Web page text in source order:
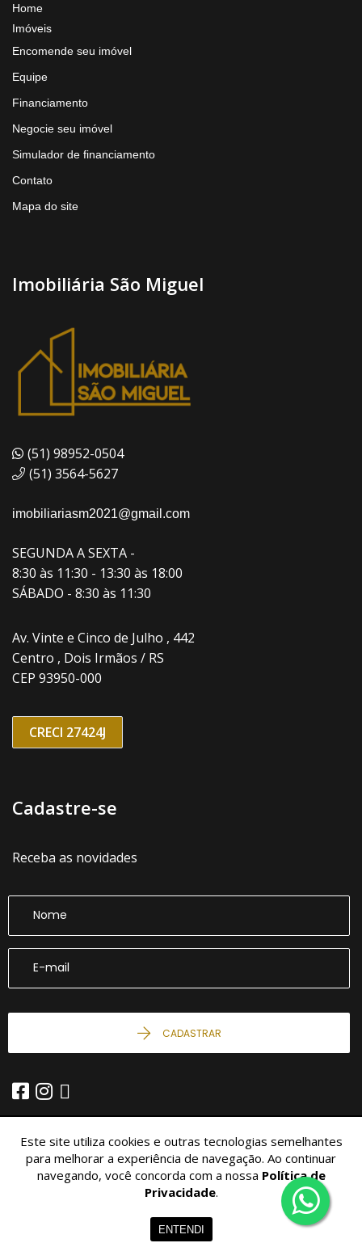
Imóveis Menu
Home
Imóveis
Encomende seu imóvel
Equipe
Financiamento
Negocie seu imóvel
Simulador de financiamento
Contato
Mapa do site
Imobiliária São Miguel
(51) 98952-0504
(51) 3564-5627
imobiliariasm2021@gmail.com
SEGUNDA A SEXTA -
8:30 às 11:30 - 13:30 às 18:00
SÁBADO - 8:30 às 11:30
Av. Vinte e Cinco de Julho , 442
Centro , Dois Irmãos / RS
CEP 93950-000
CRECI 27424J
Cadastre-se
Receba as novidades
CADASTRAR
© 2026 - Imobiliária São Miguel - 10.426.034/0001-04 -Todos os
Direitos Reservados.
Este site utiliza cookies e outras tecnologias semelhantes
para melhorar a experiência de navegação. Ao continuar
navegando, você concorda com a nossa Política de
Privacidade.
ENTENDI